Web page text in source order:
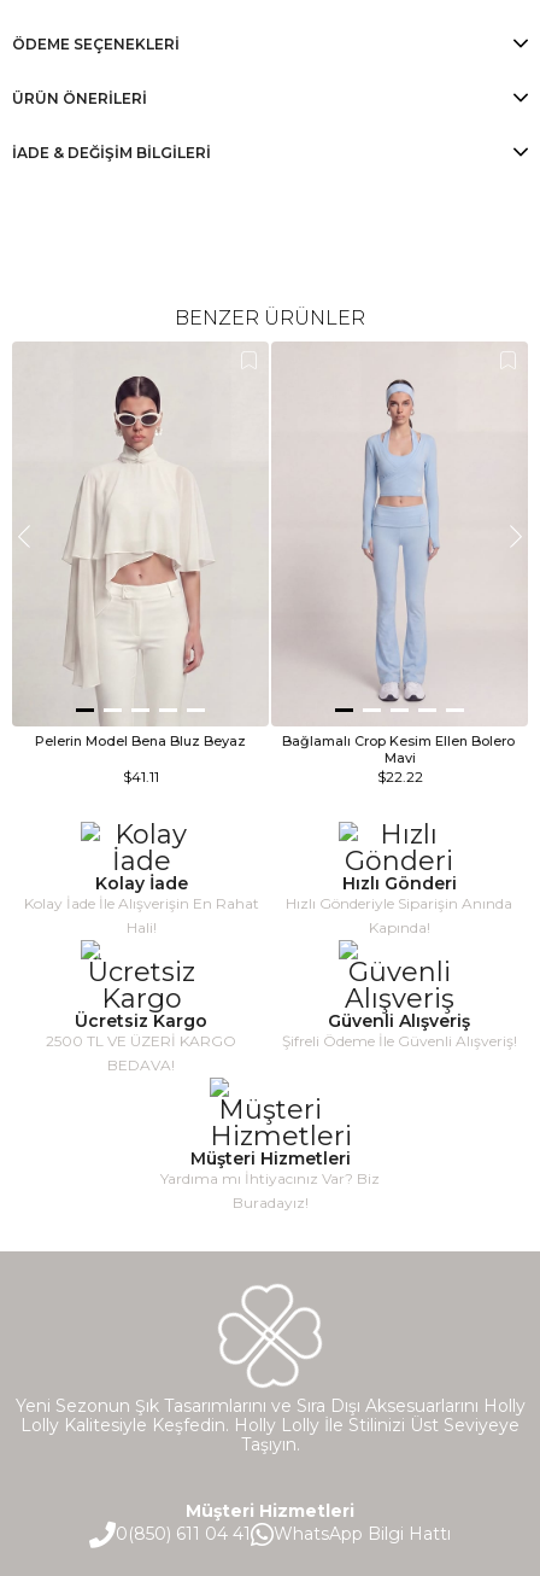
ÖDEME SEÇENEKLERI
ÜRÜN ÖNERILERI
İADE & DEĞİŞİM BİLGİLERİ
BENZER ÜRÜNLER
Pelerin Model Bena Bluz Beyaz
$41.11
Bağlamalı Crop Kesim Ellen Bolero
Mavi
$22.22
Kolay İade
Kolay İade İle Alışverişin En Rahat
Hali!
Hızlı Gönderi
Hızlı Gönderiyle Siparişin Anında
Kapında!
Ücretsiz Kargo
2500 TL VE ÜZERİ KARGO
BEDAVA!
Güvenli Alışveriş
Şifreli Ödeme İle Güvenli Alışveriş!
Müşteri Hizmetleri
Yardıma mı İhtiyacınız Var? Biz
Buradayız!
Yeni Sezonun Şık Tasarımlarını ve Sıra Dışı Aksesuarlarını Holly
Lolly Kalitesiyle Keşfedin. Holly Lolly İle Stilinizi Üst Seviyeye
Taşıyın.
Müşteri Hizmetleri
0(850) 611 04 41
WhatsApp Bilgi Hattı